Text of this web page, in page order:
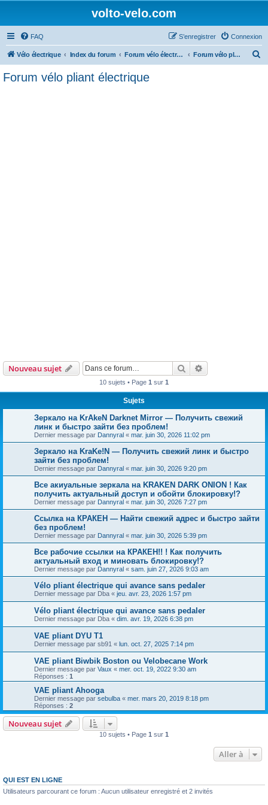
volto-velo.com
FAQ Connexion
S’enregistrer
Vélo électrique Index du forum Forum vélo électrique Urbain Forum vélo pliant électrique
Forum vélo pliant électrique
Nouveau sujet Rechercher
10 sujets • Page 1 sur 1
Sujets
Зеркало на KrAkeN Darknet Mirror — Получить свежий
линк и быстро зайти без проблем!
Dernier message par Dannyral « mar. juin 30, 2026 11:02 pm
Зеркало на KraKe!N — Получить свежий линк и быстро
зайти без проблем!
Dernier message par Dannyral « mar. juin 30, 2026 9:20 pm
Все акиуальные зеркала на KRAKEN DARK ONION ! Как
получить актуальный доступ и обойти блокировку!?
Dernier message par Dannyral « mar. juin 30, 2026 7:27 pm
Ссылка на КРАКЕН — Найти свежий адрес и быстро зайти
без проблем!
Dernier message par Dannyral « mar. juin 30, 2026 5:39 pm
Все рабочие ссылки на КРАКЕН!! ! Как получить
актуальный вход и миновать блокировку!?
Dernier message par Dannyral « sam. juin 27, 2026 9:03 am
Vélo pliant électrique qui avance sans pedaler
Dernier message par Dba « jeu. avr. 23, 2026 1:57 pm
Vélo pliant électrique qui avance sans pedaler
Dernier message par Dba « dim. avr. 19, 2026 6:38 pm
VAE pliant DYU T1
Dernier message par sb91 « lun. oct. 27, 2025 7:14 pm
VAE pliant Biwbik Boston ou Velobecane Work
Dernier message par Vaux « mer. oct. 19, 2022 9:30 am
Réponses : 1
VAE pliant Ahooga
Dernier message par sebulba « mer. mars 20, 2019 8:18 pm
Réponses : 2
Nouveau sujet
10 sujets • Page 1 sur 1
Aller à
QUI EST EN LIGNE
Utilisateurs parcourant ce forum : Aucun utilisateur enregistré et 2 invités